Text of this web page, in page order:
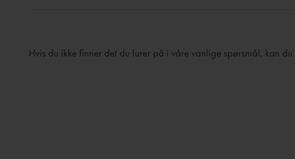
Hvis du ikke finner det du lurer på i våre vanlige spørsmål, kan du